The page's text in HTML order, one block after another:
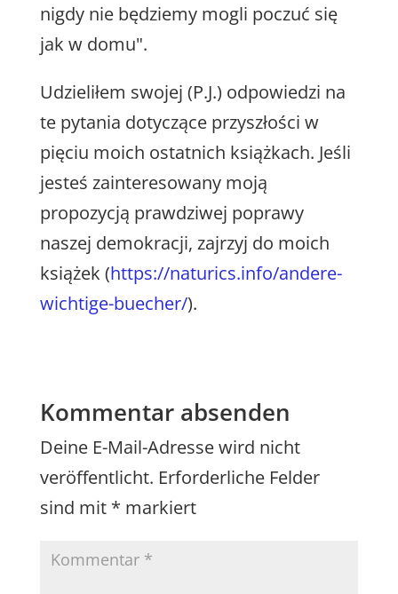
nigdy nie będziemy mogli poczuć się
jak w domu".
Udzieliłem swojej (P.J.) odpowiedzi na
te pytania dotyczące przyszłości w
pięciu moich ostatnich książkach. Jeśli
jesteś zainteresowany moją
propozycją prawdziwej poprawy
naszej demokracji, zajrzyj do moich
książek (https://naturics.info/andere-
wichtige-buecher/).
Kommentar absenden
Deine E-Mail-Adresse wird nicht
veröffentlicht. Erforderliche Felder
sind mit * markiert